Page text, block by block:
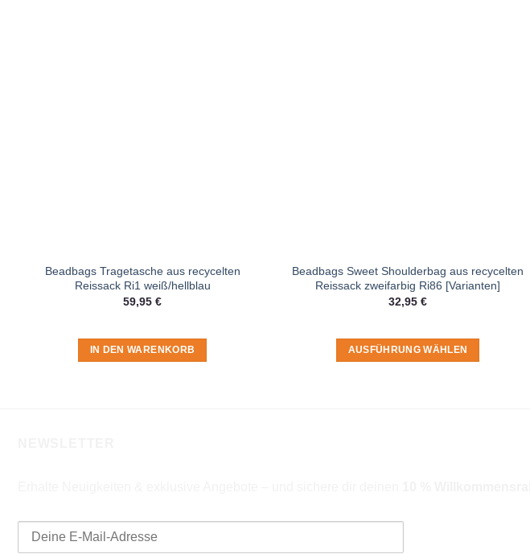
Beadbags Tragetasche aus recycelten
Reissack Ri1 weiß/hellblau
59,95 €
IN DEN WARENKORB
Beadbags Sweet Shoulderbag aus recycelten
Reissack zweifarbig Ri86 [Varianten]
32,95 €
AUSFÜHRUNG WÄHLEN